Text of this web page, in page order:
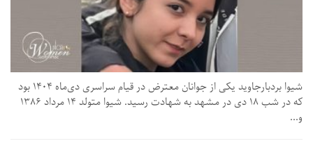
شیوا بردبارجاوید یکی از جوانان معترض در قیام سراسری دی‌ماه ۱۴۰۴ بود
که در شب ۱۸ دی در مشهد به شهادت رسید. شیوا متولد ۱۴ مرداد ۱۳۸۶
و...